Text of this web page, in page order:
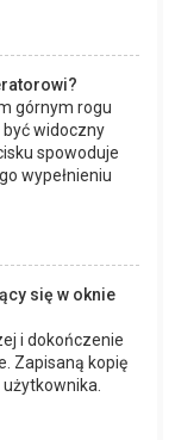
górnym rogu
być widoczny
spowoduje
wypełnieniu
się w oknie
i dokończenie
Zapisaną kopię